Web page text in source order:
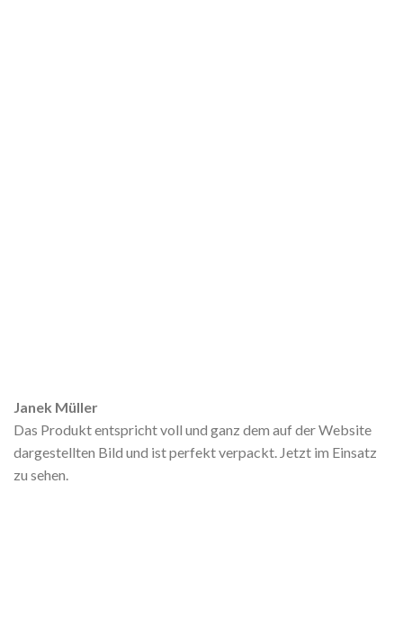
Janek Müller
Das Produkt entspricht voll und ganz dem auf der Website
dargestellten Bild und ist perfekt verpackt. Jetzt im Einsatz
zu sehen.